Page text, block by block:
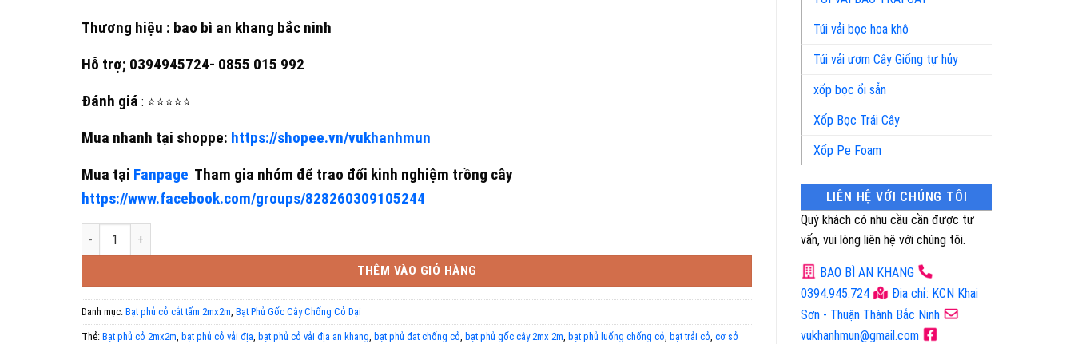
Túi vải bọc hoa khô
Túi vải ươm Cây Giống tự hủy
xốp bọc ổi sẵn
Xốp Bọc Trái Cây
Xốp Pe Foam
LIÊN HỆ VỚI CHÚNG TÔI
Quý khách có nhu cầu cần được tư
vấn, vui lòng liên hệ với chúng tôi.
BAO BÌ AN KHANG
0394.945.724
Địa chỉ: KCN Khai
Sơn - Thuận Thành Bắc Ninh
vukhanhmun@gmail.com
Thương hiệu : bao bì an khang bắc ninh
Hỗ trợ; 0394945724- 0855 015 992
Đánh giá : ⭐⭐⭐⭐⭐
Mua nhanh tại shoppe: https://shopee.vn/vukhanhmun
Mua tại Fanpage Tham gia nhóm để trao đổi kinh nghiệm trồng cây
https://www.facebook.com/groups/828260309105244
Bạt phủ cỏ, bạt phủ gốc cây 2mx 2m số lượng
THÊM VÀO GIỎ HÀNG
Danh mục: Bạt phủ cỏ cắt tấm 2mx2m, Bạt Phủ Gốc Cây Chống Cỏ Dại
Thẻ: Bạt phủ cỏ 2mx2m, bạt phủ cỏ vải địa, bạt phủ cỏ vải địa an khang, bạt phủ đat chống cỏ, bạt phủ gốc cây 2mx 2m, bạt phủ luống chống cỏ, bạt trải cỏ, cơ sở